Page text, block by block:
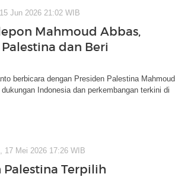
Jun 2026 21:02 WIB
Mahmoud Abbas,
dan Beri
berbicara dengan Presiden Palestina Mahmoud
Indonesia dan perkembangan terkini di
17 Mei 2026 17:26 WIB
Palestina Terpilih